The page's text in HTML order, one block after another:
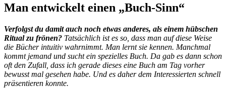
Man entwickelt einen „Buch-Sinn“
Verfolgst du damit auch noch etwas anderes, als einem hübschen
Ritual zu frönen? Tatsächlich ist es so, dass man auf diese Weise
die Bücher intuitiv wahrnimmt. Man lernt sie kennen. Manchmal
kommt jemand und sucht ein spezielles Buch. Da gab es dann schon
oft den Zufall, dass ich gerade dieses eine Buch am Tag vorher
bewusst mal gesehen habe. Und es daher dem Interessierten schnell
präsentieren konnte.